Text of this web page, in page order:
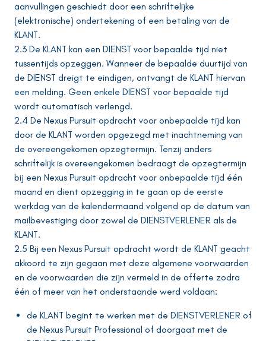
aanvullingen geschiedt door een schriftelijke
(elektronische) ondertekening of een betaling van de
KLANT.
2.3 De KLANT kan een DIENST voor bepaalde tijd niet
tussentijds opzeggen. Wanneer de bepaalde duurtijd van
de DIENST dreigt te eindigen, ontvangt de KLANT hiervan
een melding. Geen enkele DIENST voor bepaalde tijd
wordt automatisch verlengd.
2.4 De Nexus Pursuit opdracht voor onbepaalde tijd kan
door de KLANT worden opgezegd met inachtneming van
de overeengekomen opzegtermijn. Tenzij anders
schriftelijk is overeengekomen bedraagt de opzegtermijn
bij een Nexus Pursuit opdracht voor onbepaalde tijd één
maand en dient opzegging in te gaan op de eerste
werkdag van de kalendermaand volgend op de datum van
mailbevestiging door zowel de DIENSTVERLENER als de
KLANT.
2.5 Bij een Nexus Pursuit opdracht wordt de KLANT geacht
akkoord te zijn gegaan met deze algemene voorwaarden
en de voorwaarden die zijn vermeld in de offerte zodra
één of meer van het onderstaande werd voldaan:
de KLANT begint te werken met de DIENSTVERLENER of
de Nexus Pursuit Professional of doorgaat met de